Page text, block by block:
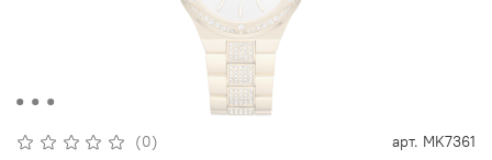
(0) арт. MK7361